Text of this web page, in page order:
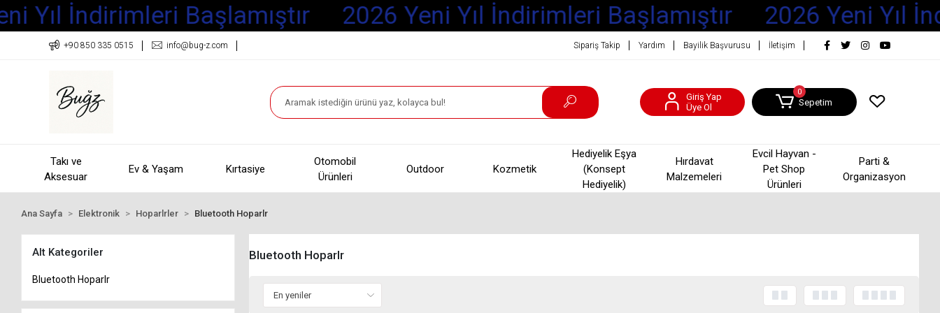
Yıl İndirimleri Başlamıştır 2026 Yeni Yıl İndirimleri Başlamıştır 2026 Yeni Yıl
+90 850 335 0515 info@bug-z.com Sipariş Takip Yardım Bayilik Başvurusu İletişim
Giriş Yap
Üye Ol
0
Sepetim
Takı ve
Aksesuar
Ev & Yaşam Kırtasiye
Otomobil
Ürünleri
Outdoor Kozmetik
Hediyelik Eşya
(Konsept
Hediyelik)
Hırdavat
Malzemeleri
Evcil Hayvan -
Pet Shop
Ürünleri
Parti &
Organizasyon
Ana Sayfa Elektronik Hoparlrler Bluetooth Hoparlr
Alt Kategoriler
Bluetooth Hoparlr
Bluetooth Hoparlr